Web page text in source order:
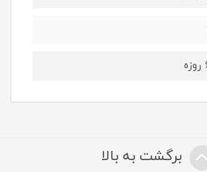
برگشت به بالا